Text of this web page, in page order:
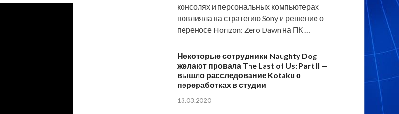
консолях и персональных компьютерах
повлияла на стратегию Sony и решение о
переносе Horizon: Zero Dawn на ПК …
Некоторые сотрудники Naughty Dog
желают провала The Last of Us: Part II —
вышло расследование Kotaku о
переработках в студии
13.03.2020